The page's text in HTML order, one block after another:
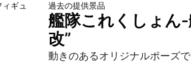
過去の提供景品
艦隊これくしょん
改”
動きのあるオリジナルポーズ